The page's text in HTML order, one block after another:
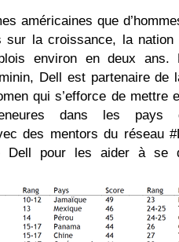
américaines que
sur la croissance, la nation
environ en deux ans.
Dell est partenaire de
qui s’efforce de mettre
dans les
des mentors du réseau
Dell pour les aider à se